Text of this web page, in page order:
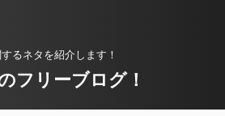
るネタを紹介します！
フリーブログ！